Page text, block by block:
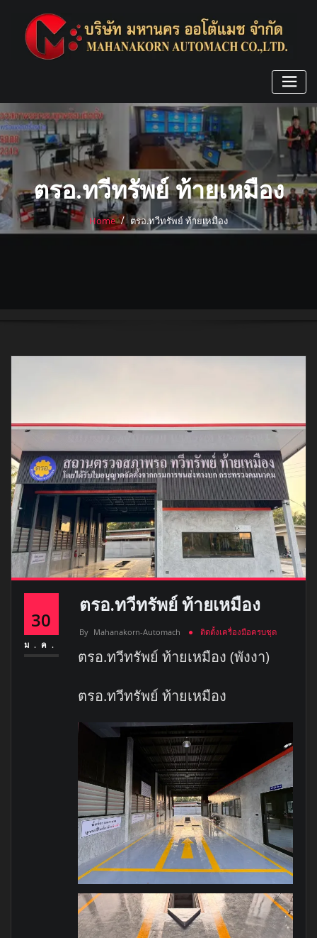
content
ตรอ.ทวีทรัพย์ ท้ายเหมือง
Home ตรอ.ทวีทรัพย์ ท้ายเหมือง
30
ม.ค.
ตรอ.ทวีทรัพย์ ท้ายเหมือง
By Mahanakorn-Automach ติดตั้งเครื่องมือครบชุด
ตรอ.ทวีทรัพย์ ท้ายเหมือง (พังงา)
ตรอ.ทวีทรัพย์ ท้ายเหมือง